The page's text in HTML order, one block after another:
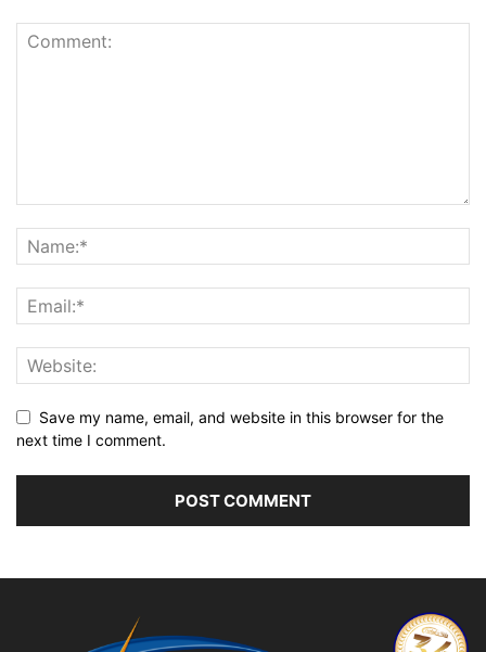
Save my name, email, and website in this browser for the
next time I comment.